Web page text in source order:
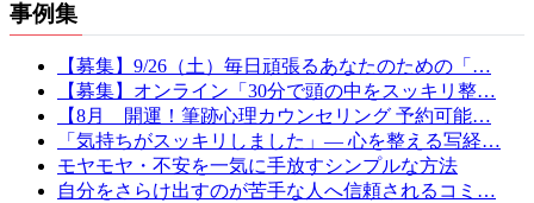
事例集
【募集】9/26（土）毎日頑張るあなたのための「…
【募集】オンライン「30分で頭の中をスッキリ整…
【8月 開運！筆跡心理カウンセリング 予約可能…
「気持ちがスッキリしました」— 心を整える写経…
モヤモヤ・不安を一気に手放すシンプルな方法
自分をさらけ出すのが苦手な人へ信頼されるコミ…